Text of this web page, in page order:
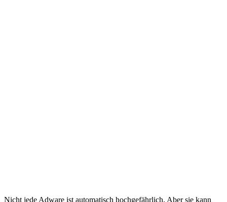
Nicht jede Adware ist automatisch hochgefährlich. Aber sie kann